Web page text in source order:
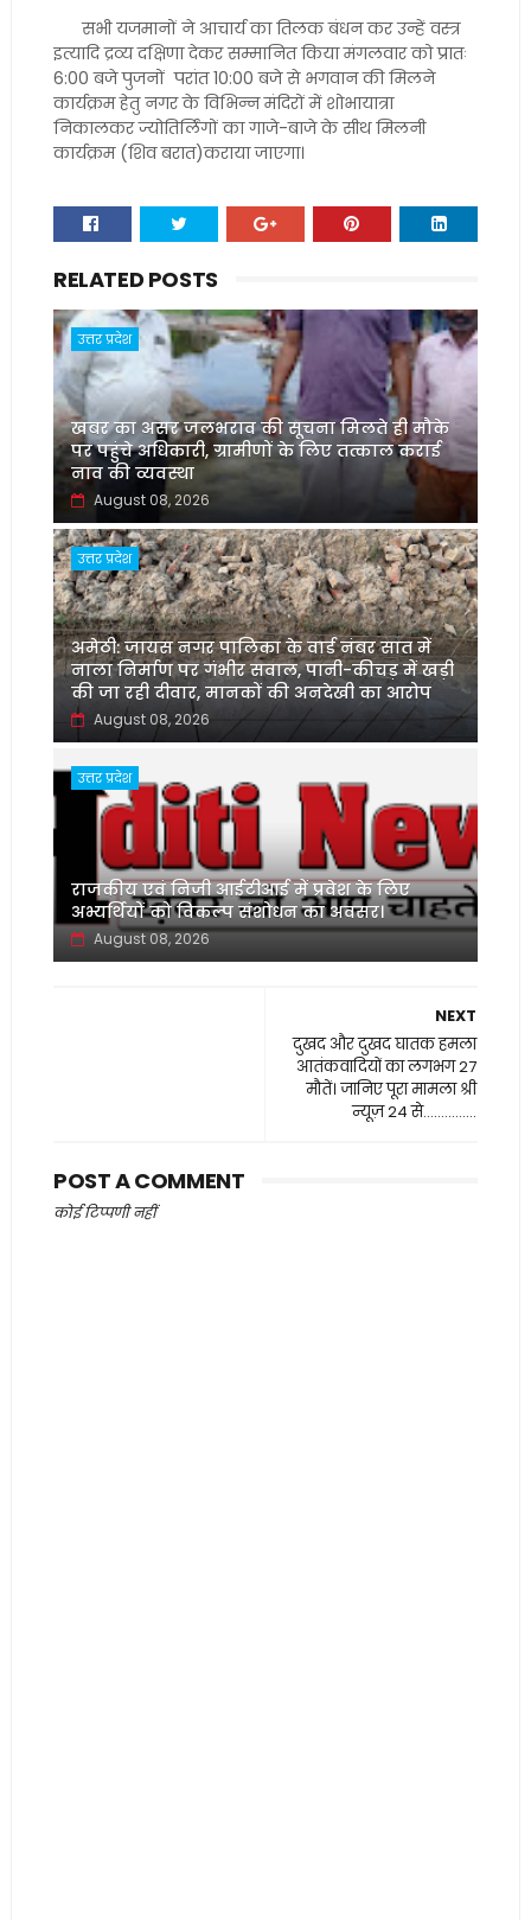
सभी यजमानों ने आचार्य का तिलक बंधन कर उन्हें वस्त्र
इत्यादि द्रव्य दक्षिणा देकर सम्मानित किया मंगलवार को प्रातः
6:00 बजे पुजनों परांत 10:00 बजे से भगवान की मिलने
कार्यक्रम हेतु नगर के विभिन्न मंदिरों में शोभायात्रा
निकालकर ज्योतिर्लिंगों का गाजे-बाजे के सीथ मिलनी
कार्यक्रम (शिव बरात)कराया जाएगा।
RELATED POSTS
उत्तर प्रदेश
खबर का असर जलभराव की सूचना मिलते ही मौके
पर पहुंचे अधिकारी, ग्रामीणों के लिए तत्काल कराई
नाव की व्यवस्था
August 08, 2026
उत्तर प्रदेश
अमेठी: जायस नगर पालिका के वार्ड नंबर सात में
नाला निर्माण पर गंभीर सवाल, पानी-कीचड़ में खड़ी
की जा रही दीवार, मानकों की अनदेखी का आरोप
August 08, 2026
उत्तर प्रदेश
‌राजकीय एवं निजी आईटीआई में प्रवेश के लिए
अभ्यर्थियों को विकल्प संशोधन का अवसर।
August 08, 2026
NEXT
दुखद और दुखद घातक हमला
आतंकवादियों का लगभग 27
मौतें। जानिए पूरा मामला श्री
न्यूज़ 24 से...............
POST A COMMENT
कोई टिप्पणी नहीं